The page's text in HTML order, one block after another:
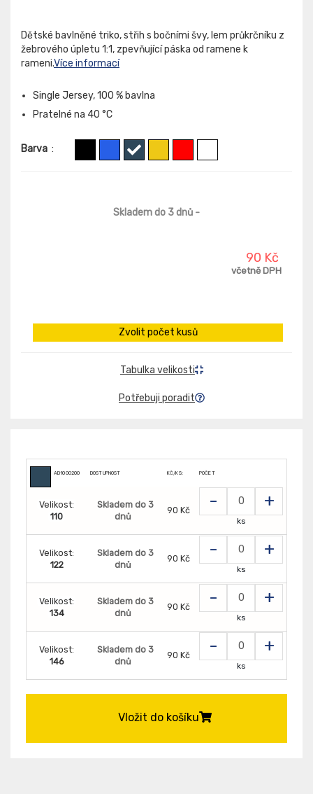
Dětské bavlněné triko, střih s bočními švy, lem průkrčníku z
žebrového úpletu 1:1, zpevňující páska od ramene k
rameni.Více informací
Single Jersey, 100 % bavlna
Pratelné na 40 °C
Barva :
Skladem do 3 dnů -
90 Kč
včetně DPH
Zvolit počet kusů
Tabulka velikosti
Potřebuji poradit
AD1000200 DOSTUPNOST KČ/KS: POČET
Velikost:
110
Skladem do 3
dnů
90 Kč - +
ks
Velikost:
122
Skladem do 3
dnů
90 Kč - +
ks
Velikost:
134
Skladem do 3
dnů
90 Kč - +
ks
Velikost:
146
Skladem do 3
dnů
90 Kč - +
ks
Vložit do košíku